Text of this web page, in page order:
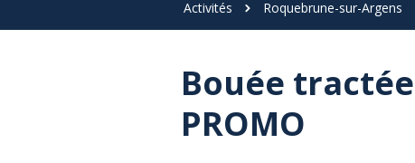
Activités Roquebrune-sur-Argens
Bouée
PROMO